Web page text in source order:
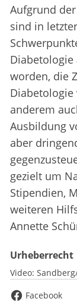
Aufgrund
sind in
Diabetologie
worden, die
anderem
Ausbildung
aber
gezielt um
Stipendien,
weiteren
Annette
Urheberrecht
Video:
Facebook